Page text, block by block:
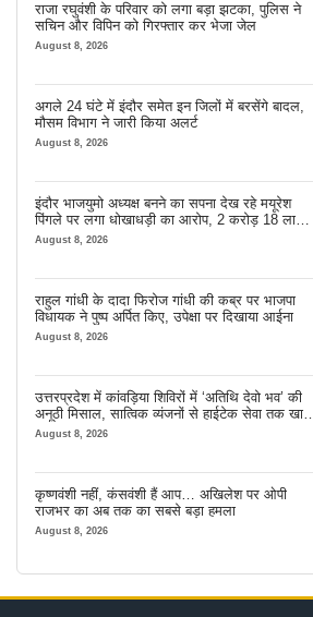
राजा रघुवंशी के परिवार को लगा बड़ा झटका, पुलिस ने
सचिन और विपिन को गिरफ्तार कर भेजा जेल
August 8, 2026
अगले 24 घंटे में इंदौर समेत इन जिलों में बरसेंगे बादल,
मौसम विभाग ने जारी किया अलर्ट
August 8, 2026
इंदौर भाजयुमो अध्यक्ष बनने का सपना देख रहे मयूरेश
पिंगले पर लगा धोखाधड़ी का आरोप, 2 करोड़ 18 लाख
लेने के बाद भी नहीं दिया जमीन का कब्जा
August 8, 2026
राहुल गांधी के दादा फिरोज गांधी की कब्र पर भाजपा
विधायक ने पुष्प अर्पित किए, उपेक्षा पर दिखाया आईना
August 8, 2026
उत्तरप्रदेश में कांवड़िया शिविरों में ‘अतिथि देवो भव’ की
अनूठी मिसाल, सात्विक व्यंजनों से हाईटेक सेवा तक खास
इंतजाम
August 8, 2026
कृष्णवंशी नहीं, कंसवंशी हैं आप… अखिलेश पर ओपी
राजभर का अब तक का सबसे बड़ा हमला
August 8, 2026